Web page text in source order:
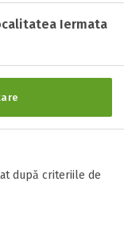
Iermata
după criteriile de